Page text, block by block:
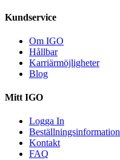
Kundservice
Om IGO
Hållbar
Karriärmöjligheter
Blog
Mitt IGO
Logga In
Beställningsinformation
Kontakt
FAQ